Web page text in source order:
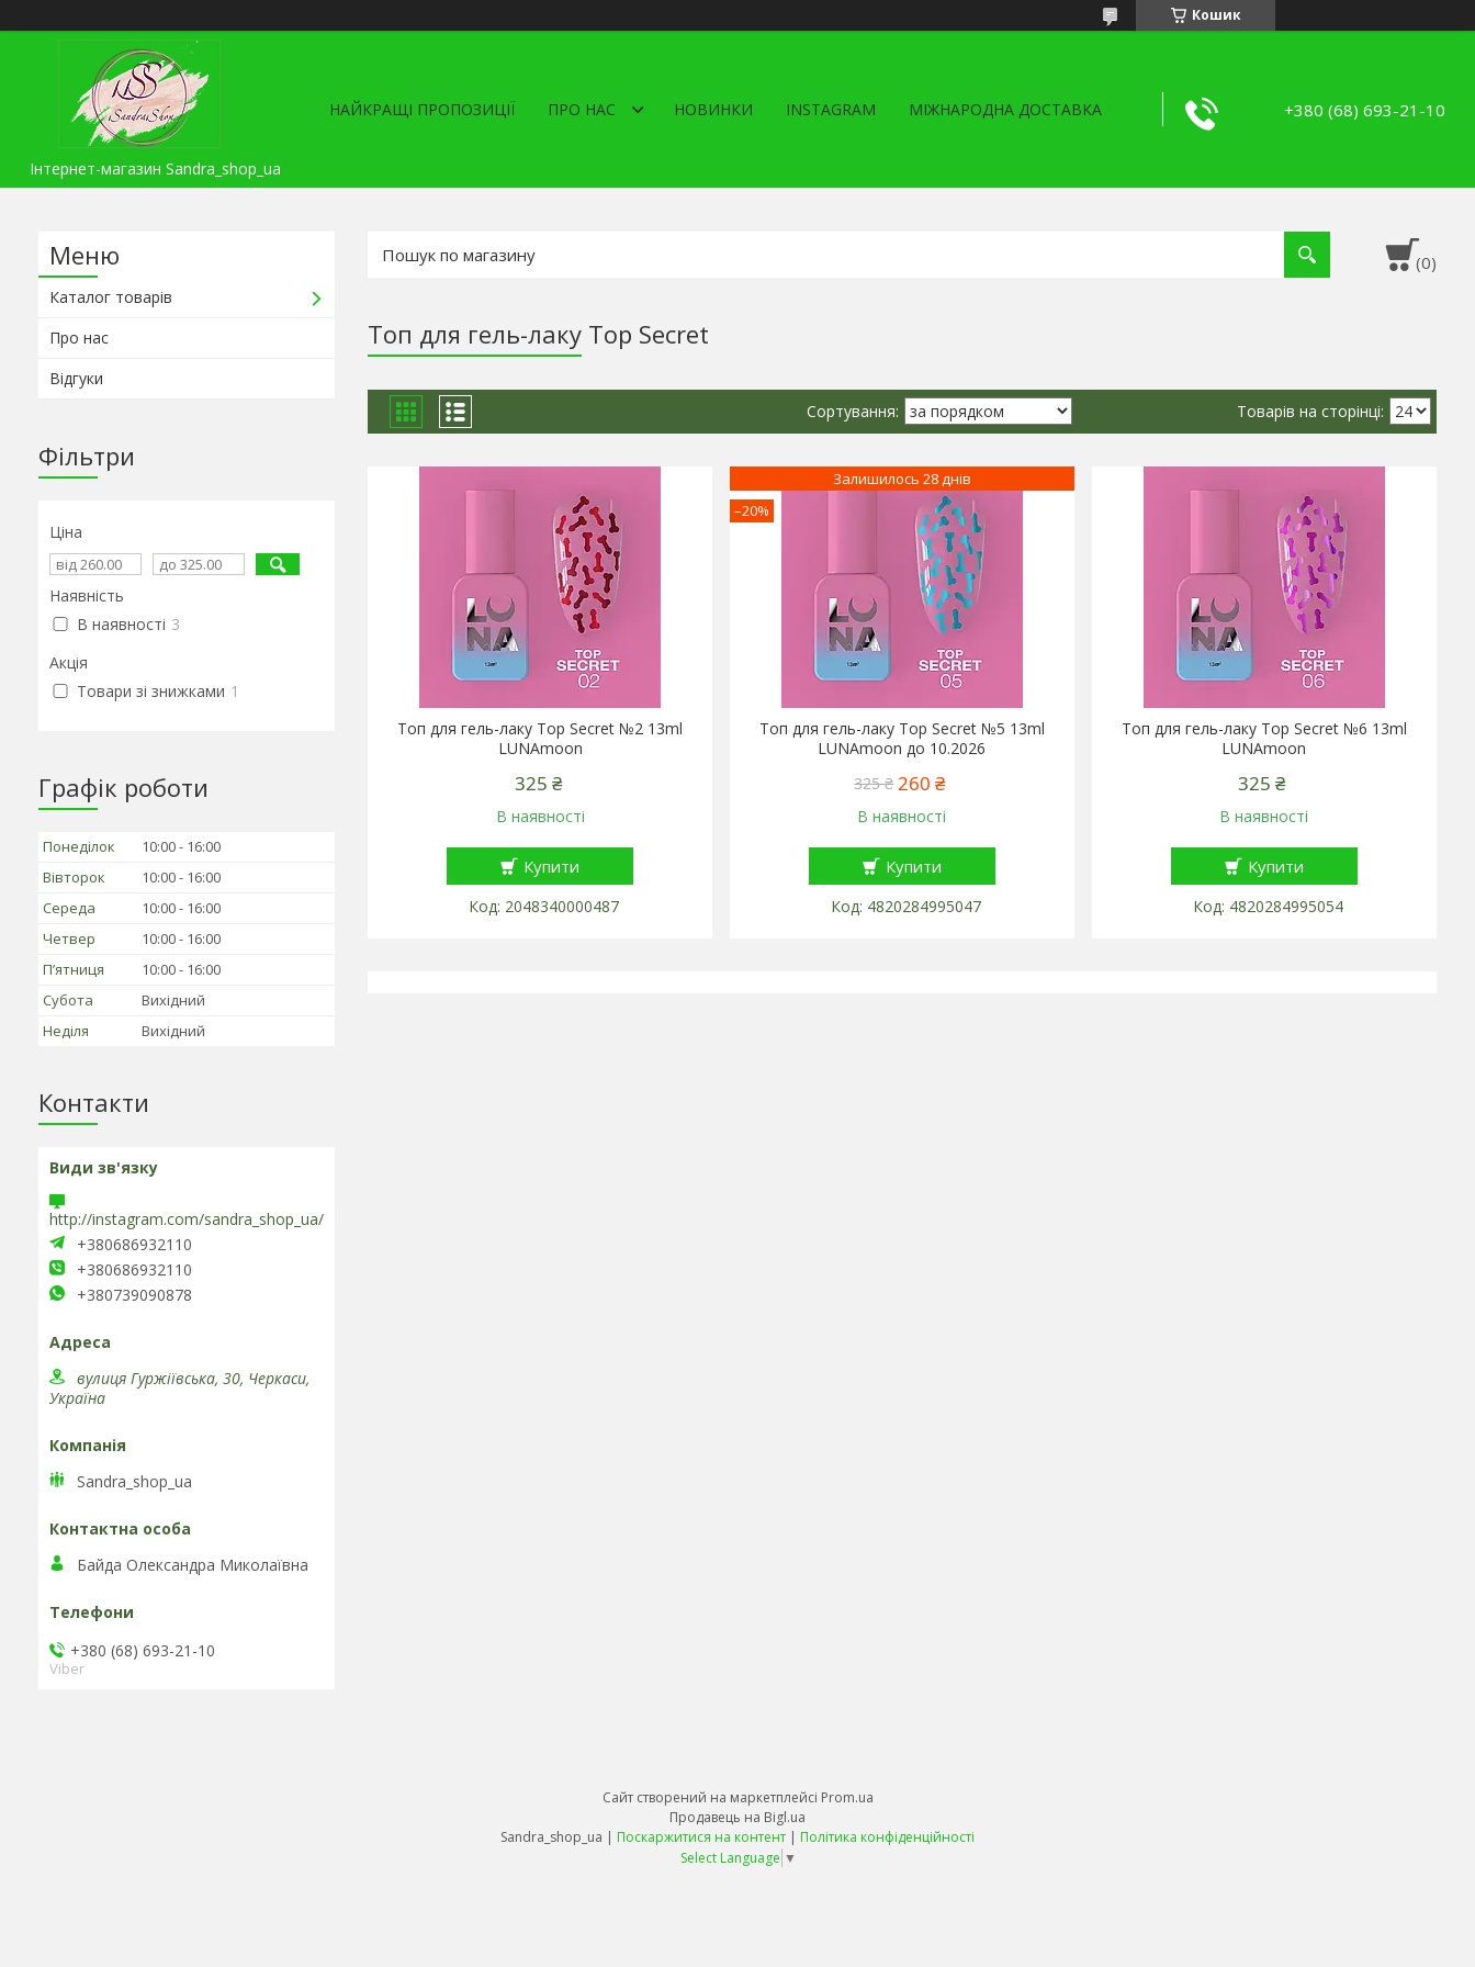
Кошик
Інтернет-магазин Sandra_shop_ua
НАЙКРАЩІ ПРОПОЗИЦІЇ ПРО НАС НОВИНКИ INSTAGRAM МІЖНАРОДНА ДОСТАВКА +380 (68) 693-21-10
Топ для гель-лаку Top Secret
Топ для гель-лаку Top Secret №2 13ml
LUNAmoon
325 ₴
В наявності
Купити
2048340000487
–20%
Залишилось 28 днів
Топ для гель-лаку Top Secret №5 13ml
LUNAmoon до 10.2026
325 ₴ 260 ₴
В наявності
Купити
4820284995047
Топ для гель-лаку Top Secret №6 13ml
LUNAmoon
325 ₴
В наявності
Купити
4820284995054
Каталог товарів
Про нас
Відгуки
Фільтри
Ціна
Наявність
В наявності 3
Акція
Товари зі знижками 1
Графік роботи
Понеділок 10:00
16:00
Вівторок
10:00
16:00
Середа
10:00
16:00
Четвер
10:00
16:00
Пʼятниця
10:00
16:00
Субота
Вихідний
Неділя
Вихідний
Контакти
http://instagram.com/sandra_shop_ua/
+380686932110
+380686932110
+380739090878
вулиця Гуржіївська, 30, Черкаси,
Україна
Sandra_shop_ua
Байда Олександра Миколаївна
+380 (68) 693-21-10
Viber
Сайт створений на маркетплейсі Prom.ua
Продавець на Bigl.ua
Sandra_shop_ua | Поскаржитися на контент | Політика конфіденційності
Select Language ▼